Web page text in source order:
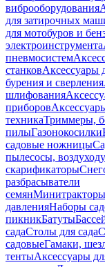
виброоборудования
для затирочных
для мотобуров и
электроинструмента
пневмосистем
станковАксессуары
бурения и сверления
шлифования
приборов
техникаТриммеры,
пилыГазонокосилки
садовые ножницы
пылесосы,
скарификаторы
разбрасыватели
семянМинитракторы
давленияНаборы
пикникБатуты
садаСтолы для сада
садовыеГамаки,
тентыАксессуары